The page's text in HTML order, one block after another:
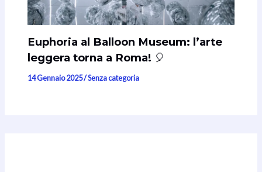
Euphoria al Balloon Museum: l’arte
leggera torna a Roma! 🎈
14 Gennaio 2025/Senza categoria